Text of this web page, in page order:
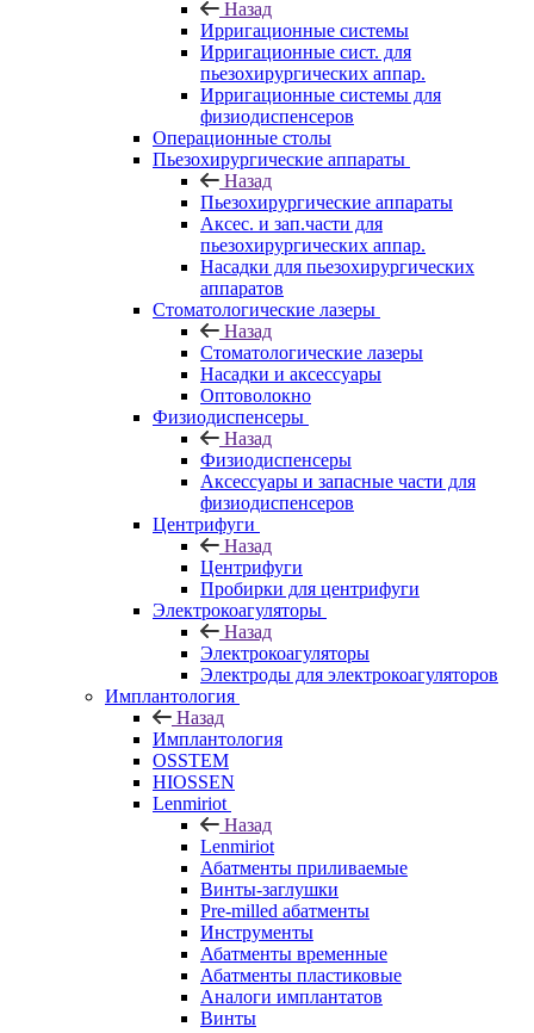
Назад
Ирригационные системы
Ирригационные сист. для
пьезохирургических аппар.
Ирригационные системы для
физиодиспенсеров
Операционные столы
Пьезохирургические аппараты
Назад
Пьезохирургические аппараты
Аксес. и зап.части для
пьезохирургических аппар.
Насадки для пьезохирургических
аппаратов
Стоматологические лазеры
Назад
Стоматологические лазеры
Насадки и аксессуары
Оптоволокно
Физиодиспенсеры
Назад
Физиодиспенсеры
Аксессуары и запасные части для
физиодиспенсеров
Центрифуги
Назад
Центрифуги
Пробирки для центрифуги
Электрокоагуляторы
Назад
Электрокоагуляторы
Электроды для электрокоагуляторов
Имплантология
Назад
Имплантология
OSSTEM
HIOSSEN
Lenmiriot
Назад
Lenmiriot
Абатменты приливаемые
Винты-заглушки
Pre-milled абатменты
Инструменты
Абатменты временные
Абатменты пластиковые
Аналоги имплантатов
Винты